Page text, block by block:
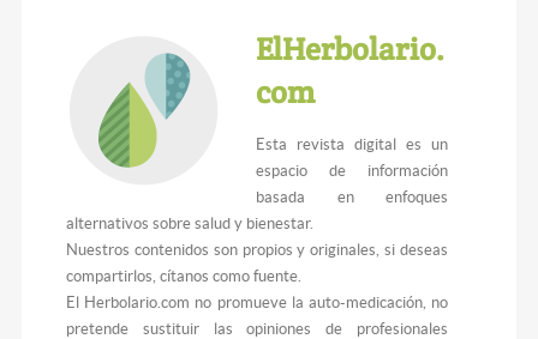
ElHerbolario.
com
Esta revista digital es un
espacio de información
basada en enfoques
alternativos sobre salud y bienestar.
Nuestros contenidos son propios y originales, si deseas
compartirlos, cítanos como fuente.
El Herbolario.com no promueve la auto-medicación, no
pretende sustituir las opiniones de profesionales